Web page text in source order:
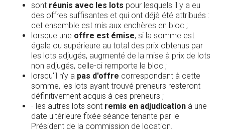
sont réunis avec les lots pour lesquels il y a eu
des offres suffisantes et qui ont déjà été attribués :
cet ensemble est mis aux enchères en bloc ;
lorsque une offre est émise, si la somme est
égale ou supérieure au total des prix obtenus par
les lots adjugés, augmenté de la mise à prix de lots
non adjugés, celle-ci remporte le bloc ;
lorsqu'il n'y a pas d'offre correspondant à cette
somme, les lots ayant trouvé preneurs resteront
définitivement acquis à ces preneurs ;
- les autres lots sont remis en adjudication à une
date ultérieure fixée séance tenante par le
Président de la commission de location.